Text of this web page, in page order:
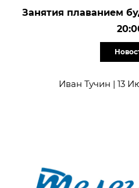
Занятия плаванием
Иван Тучин | 13